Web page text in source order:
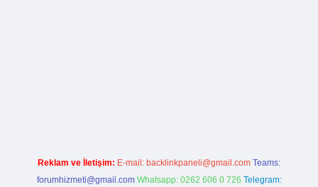
Reklam ve İletişim: E-mail: backlinkpaneli@gmail.com Teams:
forumhizmeti@gmail.com Whatsapp: 0262 606 0 726 Telegram: